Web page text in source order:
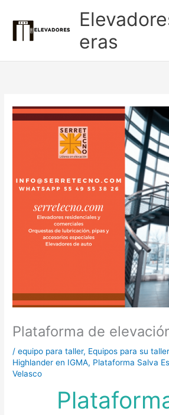
contenido
eras
Plataforma de
/equipo para taller, Equipos para su taller
Highlander en IGMA, Plataforma Salva
Velasco